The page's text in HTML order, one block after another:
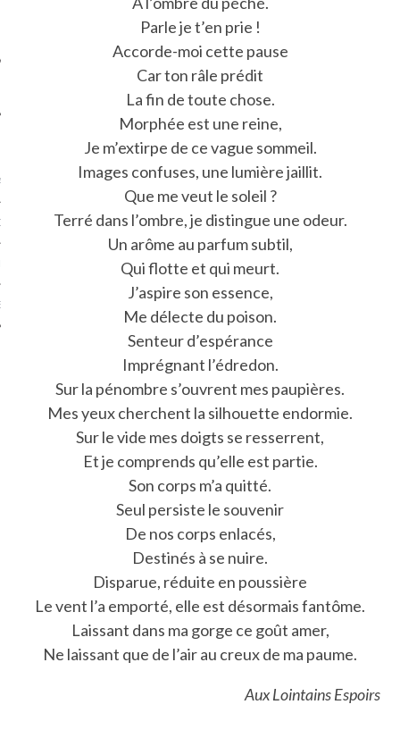
CARAVELLE
CARAVELLE
PODCAST
Parle je t’en prie !
Accorde-moi cette pause
Car ton râle prédit
La fin de toute chose.
Morphée est une reine,
Je m’extirpe de ce vague sommeil.
Images confuses, une lumière jaillit.
Que me veut le soleil ?
Terré dans l’ombre, je distingue une odeur.
Un arôme au parfum subtil,
Qui flotte et qui meurt.
J’aspire son essence,
Me délecte du poison.
Senteur d’espérance
Imprégnant l’édredon.
Sur la pénombre s’ouvrent mes paupières.
Mes yeux cherchent la silhouette endormie.
Sur le vide mes doigts se resserrent,
Et je comprends qu’elle est partie.
Son corps m’a quitté.
Seul persiste le souvenir
De nos corps enlacés,
Destinés à se nuire.
Disparue, réduite en poussière
Le vent l’a emporté, elle est désormais fantôme.
Laissant dans ma gorge ce goût amer,
Ne laissant que de l’air au creux de ma paume.
Aux Lointains Espoirs